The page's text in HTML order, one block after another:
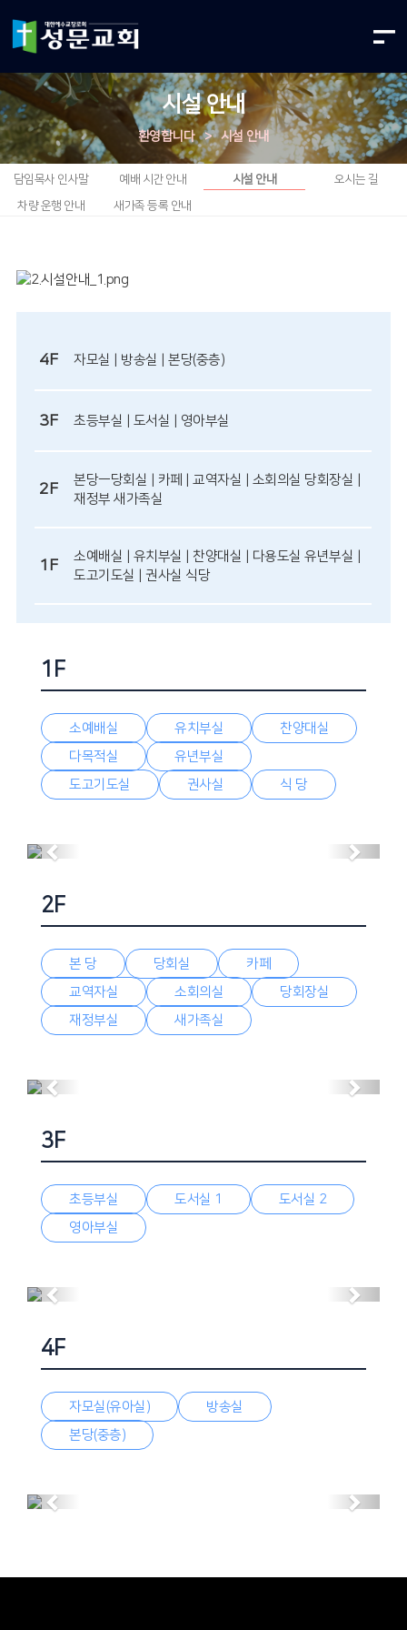
시설 안내
환영합니다 > 시설 안내
담임목사 인사말 예배 시간 안내 시설 안내 오시는 길
차량 운행 안내 새가족 등록 안내
4F 자모실 | 방송실 | 본당(중층)
3F 초등부실 | 도서실 | 영아부실
2F
본당ᅳ당회실 | 카페 | 교역자실 | 소회의실 당회장실 |
재정부 새가족실
1F
소예배실 | 유치부실 | 찬양대실 | 다용도실 유년부실 |
도고기도실 | 권사실 식당
1F
소예배실 유치부실
찬양대실
다목적실
유년부실
도고기도실
권사실
식 당
찬양대실
Previous Next
카페
Previous Next
2F
본 당 당회실
카페
교역자실
소회의실
당회장실
재정부실
새가족실
3F
초등부실 도서실 1
도서실 2
영아부실
Previous Next
Previous Next
4F
자모실(유아실)
방송실
본당(중층)